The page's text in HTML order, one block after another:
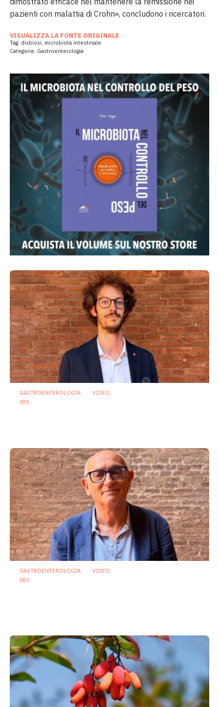
pazienti con malattia di Crohn», concludono i ricercatori.
VISUALIZZA LA FONTE ORIGINALE
Tag: disbiosi, microbiota intestinale
Categorie: Gastroenterologia
GASTROENTEROLOGIA
VIDEO
IBS
GASTROENTEROLOGIA
VIDEO
IBS